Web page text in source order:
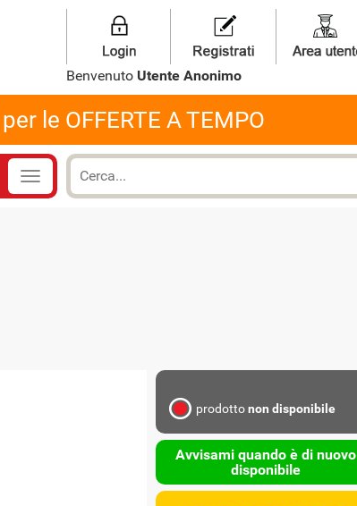
Benvenuto Utente Anonimo
le OFFERTE A TEMPO
prodottonon disponibile
Avvisami quando è di nuovo
disponibile